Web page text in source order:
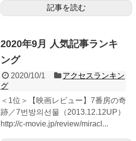
記事を読む
2020年9月 人気記事ランキ
ング
2020/10/1
アクセスランキン
グ
＜1位＞【映画レビュー】7番房の奇
跡／7번방의선물（2013.12.12UP）
http://c-movie.jp/review/miracl...